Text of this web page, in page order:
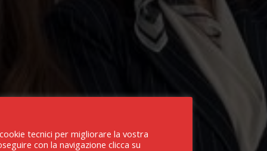
tecnici per migliorare la vostra
con la navigazione clicca su